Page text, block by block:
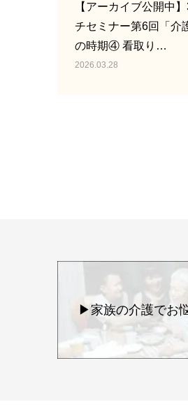
【アーカイブ公開中
チセミナー第6回「介
の時期④ 看取り…
2026.03.28
▶家族の介護でお